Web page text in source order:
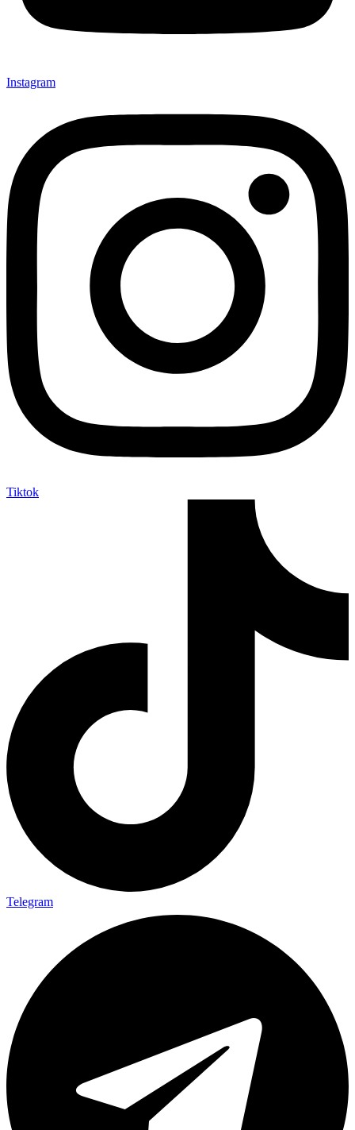
Instagram
Tiktok
Telegram